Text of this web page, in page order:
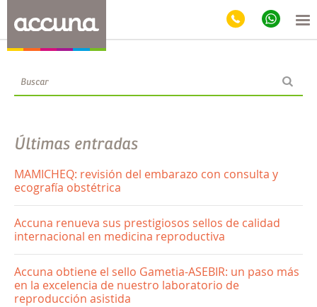
Blog
Últimas entradas
MAMICHEQ: revisión del embarazo con consulta y
ecografía obstétrica
Accuna renueva sus prestigiosos sellos de calidad
internacional en medicina reproductiva
Accuna obtiene el sello Gametia-ASEBIR: un paso más
en la excelencia de nuestro laboratorio de
reproducción asistida